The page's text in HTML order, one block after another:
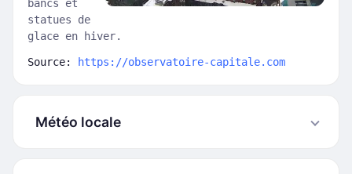
bancs et
statues de
glace en hiver.
Source: https://observatoire-capitale.com
Météo locale